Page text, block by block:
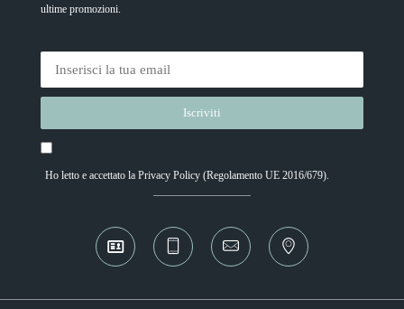
ultime promozioni.
Ho letto e accettato la Privacy Policy(Regolamento UE 2016/679).
Alternative: